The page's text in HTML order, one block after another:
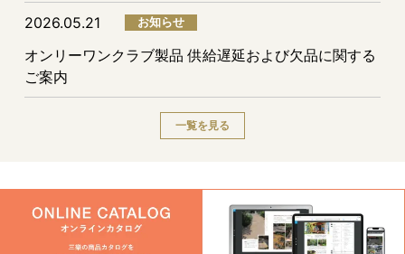
2026.05.21 お知らせ
オンリーワンクラブ製品 供給遅延および欠品に関する
ご案内
一覧を見る